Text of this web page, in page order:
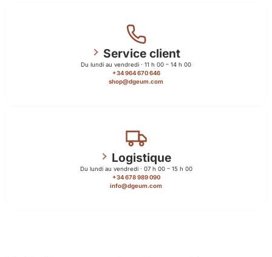
Service client
Du lundi au vendredi · 11 h 00 – 14 h 00
+34 964 670 646
shop@dgeum.com
Logistique
Du lundi au vendredi · 07 h 00 – 15 h 00
+34 678 989 090
info@dgeum.com